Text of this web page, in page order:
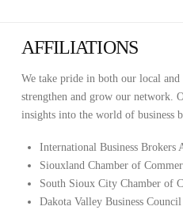
AFFILIATIONS
We take pride in both our local
strengthen and grow our network.
insights into the world of business
International Business Brokers
Siouxland Chamber of
South Sioux City Chamber of
Dakota Valley Business Council